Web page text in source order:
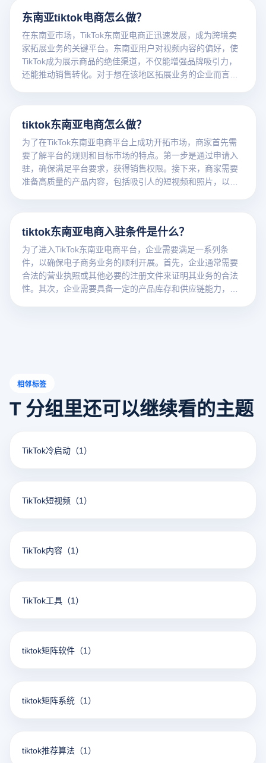
略。同时，借助TikTok的网红合作和广告推广功能，可以大
幅提升品牌曝光度和用户转化率，在竞争激烈的市场中取得
一席之地。
东南亚tiktok电商怎么做？
在东南亚市场，TikTok东南亚电商正迅速发展，成为跨境卖
家拓展业务的关键平台。东南亚用户对视频内容的偏好，使
TikTok成为展示商品的绝佳渠道，不仅能增强品牌吸引力，
还能推动销售转化。对于想在该地区拓展业务的企业而言，
tiktok东南亚电商怎么做？
为了在TikTok东南亚电商平台上成功开拓市场，商家首先需
要了解平台的规则和目标市场的特点。第一步是通过申请入
驻，确保满足平台要求，获得销售权限。接下来，商家需要
准备高质量的产品内容，包括吸引人的短视频和照片，以吸
东南亚地区的物流和支付订单。
tiktok东南亚电商入驻条件是什么？
为了进入TikTok东南亚电商平台，企业需要满足一系列条
件，以确保电子商务业务的顺利开展。首先，企业通常需要
合法的营业执照或其他必要的注册文件来证明其业务的合法
性。其次，企业需要具备一定的产品库存和供应链能力，以
相邻标签
T 分组里还可以继续看的主题
TikTok冷启动 （1）
TikTok短视频 （1）
TikTok内容 （1）
TikTok工具 （1）
tiktok矩阵软件 （1）
tiktok矩阵系统 （1）
tiktok推荐算法 （1）